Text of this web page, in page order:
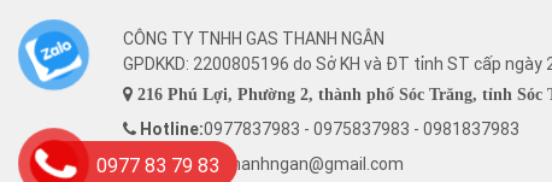
CÔNG TY TNHH GAS THANH NGÂN
GPDKKD: 2200805196 do Sở KH và ĐT tỉnh ST cấp
216 Phú Lợi, Phường 2, thành phố Sóc Trăng, tỉnh Sóc
Hotline:0977837983 - 0975837983 - 0981837983
Email: ctygasthanhngan@gmail.com
0977 83 79 83